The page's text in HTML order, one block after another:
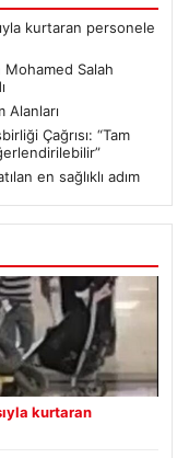
kurtaran personele
Mohamed Salah
Alanları
Çağrısı: “Tam
en sağlıklı adım
kurtaran